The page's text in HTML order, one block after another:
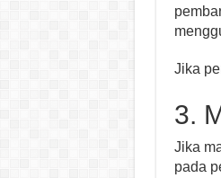
Jika
3.
Jika
pada